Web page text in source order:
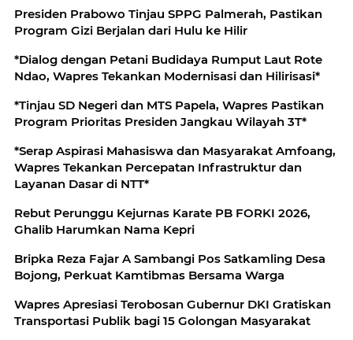
Presiden Prabowo Tinjau SPPG Palmerah, Pastikan
Program Gizi Berjalan dari Hulu ke Hilir
*Dialog dengan Petani Budidaya Rumput Laut Rote
Ndao, Wapres Tekankan Modernisasi dan Hilirisasi*
*Tinjau SD Negeri dan MTS Papela, Wapres Pastikan
Program Prioritas Presiden Jangkau Wilayah 3T*
*Serap Aspirasi Mahasiswa dan Masyarakat Amfoang,
Wapres Tekankan Percepatan Infrastruktur dan
Layanan Dasar di NTT*
Rebut Perunggu Kejurnas Karate PB FORKI 2026,
Ghalib Harumkan Nama Kepri
Bripka Reza Fajar A Sambangi Pos Satkamling Desa
Bojong, Perkuat Kamtibmas Bersama Warga
Wapres Apresiasi Terobosan Gubernur DKI Gratiskan
Transportasi Publik bagi 15 Golongan Masyarakat